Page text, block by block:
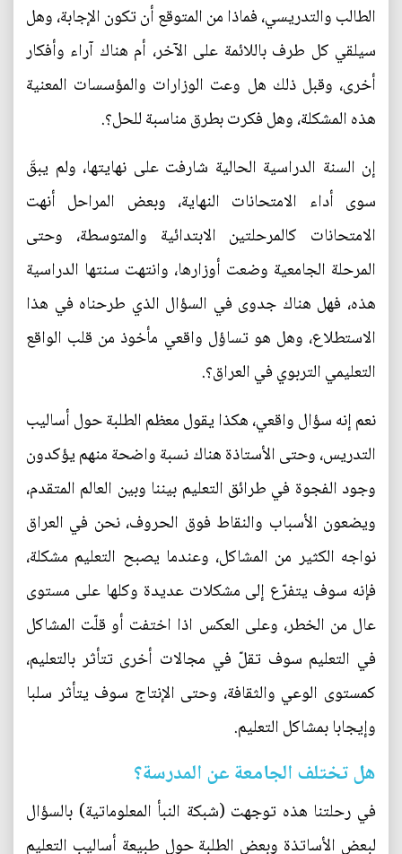
الطالب والتدريسي، فماذا من المتوقع أن تكون الإجابة، وهل
سيلقي كل طرف باللائمة على الآخر، أم هناك آراء وأفكار
أخرى، وقبل ذلك هل وعت الوزارات والمؤسسات المعنية
هذه المشكلة، وهل فكرت بطرق مناسبة للحل؟.
إن السنة الدراسية الحالية شارفت على نهايتها، ولم يبقَ
سوى أداء الامتحانات النهاية، وبعض المراحل أنهت
الامتحانات كالمرحلتين الابتدائية والمتوسطة، وحتى
المرحلة الجامعية وضعت أوزارها، وانتهت سنتها الدراسية
هذه، فهل هناك جدوى في السؤال الذي طرحناه في هذا
الاستطلاع، وهل هو تساؤل واقعي مأخوذ من قلب الواقع
التعليمي التربوي في العراق؟.
نعم إنه سؤال واقعي، هكذا يقول معظم الطلبة حول أساليب
التدريس، وحتى الأستاذة هناك نسبة واضحة منهم يؤكدون
وجود الفجوة في طرائق التعليم بيننا وبين العالم المتقدم،
ويضعون الأسباب والنقاط فوق الحروف، نحن في العراق
نواجه الكثير من المشاكل، وعندما يصبح التعليم مشكلة،
فإنه سوف يتفرّع إلى مشكلات عديدة وكلها على مستوى
عال من الخطر، وعلى العكس اذا اختفت أو قلّت المشاكل
في التعليم سوف تقلّ في مجالات أخرى تتأثر بالتعليم،
كمستوى الوعي والثقافة، وحتى الإنتاج سوف يتأثر سلبا
وإيجابا بمشاكل التعليم.
هل تختلف الجامعة عن المدرسة؟
في رحلتنا هذه توجهت (شبكة النبأ المعلوماتية) بالسؤال
لبعض الأساتذة وبعض الطلبة حول طبيعة أساليب التعليم